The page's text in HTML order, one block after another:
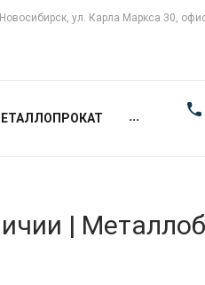
Новосибирск, ул. Карла Маркса 30,
...
|